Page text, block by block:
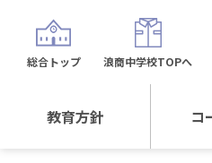
教育方針 コ
総合トップ 浪商中学校TOPへ